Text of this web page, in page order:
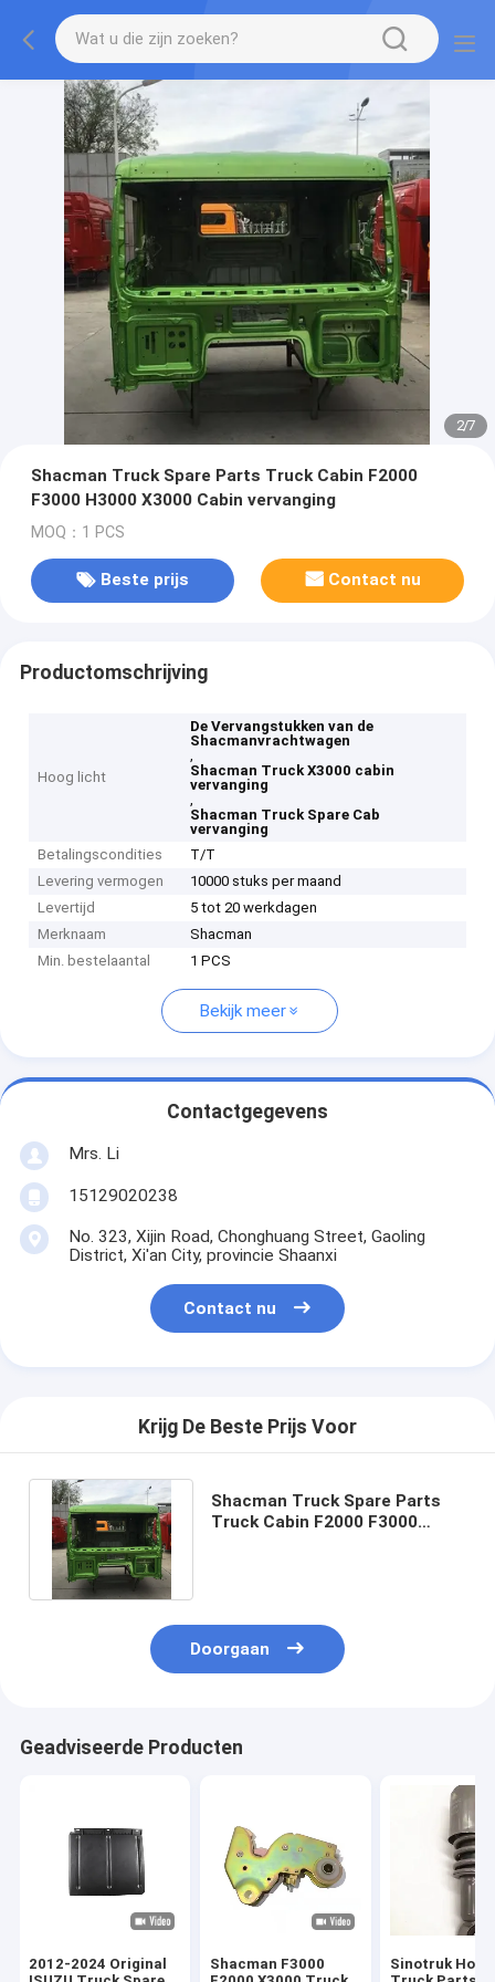
2/7
Shacman Truck Spare Parts Truck Cabin F2000
F3000 H3000 X3000 Cabin vervanging
MOQ：1 PCS
Beste prijs Contact nu
Productomschrijving
Hoog licht
De Vervangstukken van de
Shacmanvrachtwagen
,
Shacman Truck X3000 cabin
vervanging
,
Shacman Truck Spare Cab
vervanging
Betalingscondities
T/T
Levering vermogen
10000 stuks per maand
Levertijd
5 tot 20 werkdagen
Merknaam
Shacman
Min. bestelaantal
1 PCS
Bekijk meer
Contactgegevens
Mrs. Li
15129020238
No. 323, Xijin Road, Chonghuang Street, Gaoling
District, Xi'an City, provincie Shaanxi
Contact nu
Krijg De Beste Prijs Voor
Shacman Truck Spare Parts
Truck Cabin F2000 F3000
Doorgaan
Geadviseerde Producten
2012-2024 Original
Shacman F3000
Sinotruk Howo